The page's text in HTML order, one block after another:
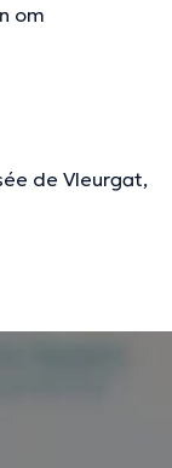
om
is. van Mijn
van uw
van
de Vleurgat,